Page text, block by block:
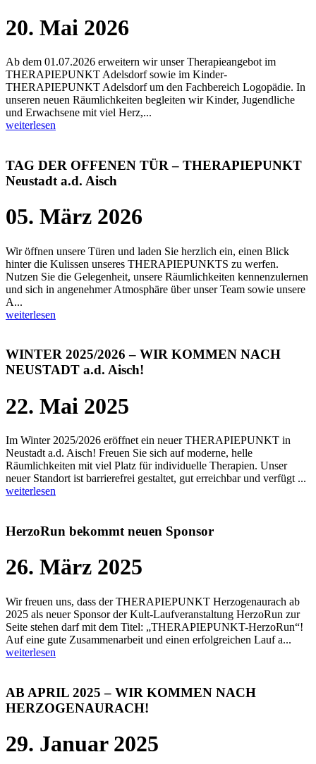
20. Mai 2026
Ab dem 01.07.2026 erweitern wir unser Therapieangebot im
THERAPIEPUNKT Adelsdorf sowie im Kinder-
THERAPIEPUNKT Adelsdorf um den Fachbereich Logopädie. In
unseren neuen Räumlichkeiten begleiten wir Kinder, Jugendliche
und Erwachsene mit viel Herz,...
weiterlesen
TAG DER OFFENEN TÜR – THERAPIEPUNKT
Neustadt a.d. Aisch
05. März 2026
Wir öffnen unsere Türen und laden Sie herzlich ein, einen Blick
hinter die Kulissen unseres THERAPIEPUNKTS zu werfen.
Nutzen Sie die Gelegenheit, unsere Räumlichkeiten kennenzulernen
und sich in angenehmer Atmosphäre über unser Team sowie unsere
A...
weiterlesen
WINTER 2025/2026 – WIR KOMMEN NACH
NEUSTADT a.d. Aisch!
22. Mai 2025
Im Winter 2025/2026 eröffnet ein neuer THERAPIEPUNKT in
Neustadt a.d. Aisch! Freuen Sie sich auf moderne, helle
Räumlichkeiten mit viel Platz für individuelle Therapien. Unser
neuer Standort ist barrierefrei gestaltet, gut erreichbar und verfügt ...
weiterlesen
HerzoRun bekommt neuen Sponsor
26. März 2025
Wir freuen uns, dass der THERAPIEPUNKT Herzogenaurach ab
2025 als neuer Sponsor der Kult-Laufveranstaltung HerzoRun zur
Seite stehen darf mit dem Titel: „THERAPIEPUNKT-HerzoRun“!
Auf eine gute Zusammenarbeit und einen erfolgreichen Lauf a...
weiterlesen
AB APRIL 2025 – WIR KOMMEN NACH
HERZOGENAURACH!
29. Januar 2025